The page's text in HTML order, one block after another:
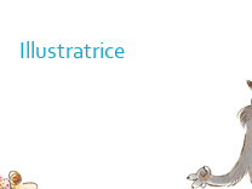
Illustratrice